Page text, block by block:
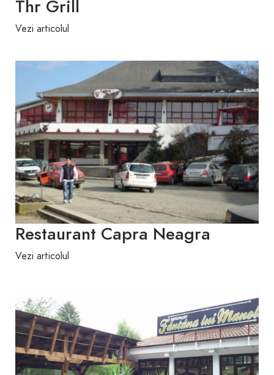
Thr Grill
Vezi articolul
Restaurant Capra Neagra
Vezi articolul